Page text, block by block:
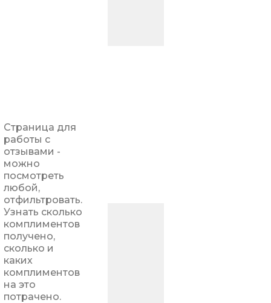
Страница для
работы с
отзывами -
можно
посмотреть
любой,
отфильтровать.
Узнать сколько
комплиментов
получено,
сколько и
каких
комплиментов
на это
потрачено.